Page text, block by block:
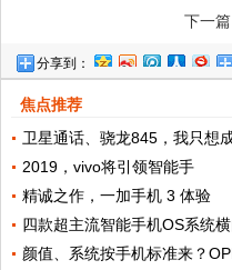
下一篇
分享到：
焦点推荐
卫星通话、骁龙845，我只想
2019，vivo将引领智能手
精诚之作，一加手机 3 体验
四款超主流智能手机OS系统横
颜值、系统按手机标准来？